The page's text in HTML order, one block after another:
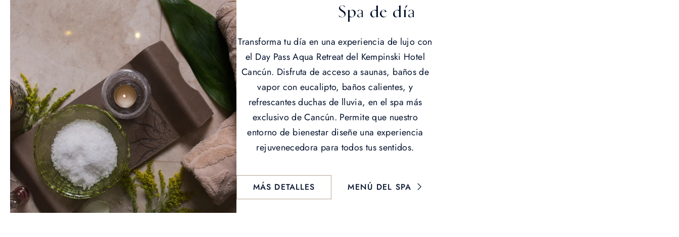
Spa de día
Transforma tu día en una experiencia de lujo con
el Day Pass Aqua Retreat del Kempinski Hotel
Cancún. Disfruta de acceso a saunas, baños de
vapor con eucalipto, baños calientes, y
refrescantes duchas de lluvia, en el spa más
exclusivo de Cancún. Permite que nuestro
entorno de bienestar diseñe una experiencia
rejuvenecedora para todos tus sentidos.
MÁS DETALLES MENÚ DEL SPA